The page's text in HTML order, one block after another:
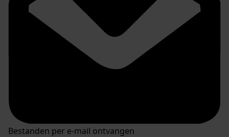
Bestanden per e-mail ontvangen